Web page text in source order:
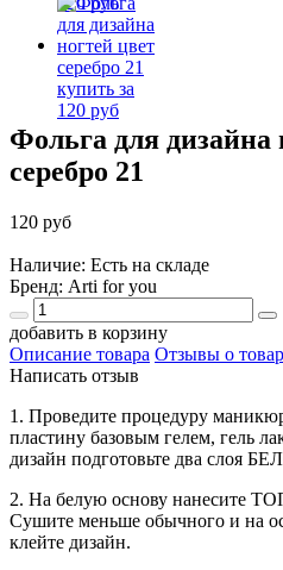
Фольга для дизайна
серебро 21
120 руб
Наличие: Есть на складе
Бренд: Arti for you
добавить в корзину
Описание товара Отзывы о
Написать отзыв
1. Проведите процедуру
пластину базовым гелем, гель
дизайн подготовьте два слоя
2. На белую основу нанесите
Сушите меньше обычного и на
клейте дизайн.